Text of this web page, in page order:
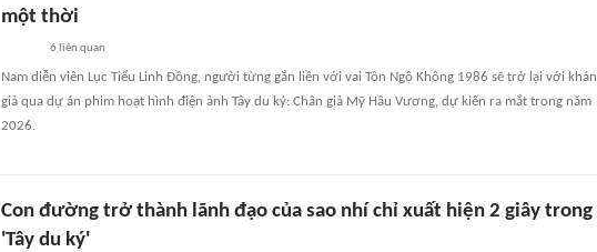
một thời
6 liên quan
Nam diễn viên Lục Tiểu Linh Đồng, người từng gắn liền với vai Tôn Ngộ Không 1986 sẽ trở lại với khán
giả qua dự án phim hoạt hình điện ảnh Tây du ký: Chân giả Mỹ Hầu Vương, dự kiến ra mắt trong năm
2026.
Con đường trở thành lãnh đạo của sao nhí chỉ xuất hiện 2 giây trong
'Tây du ký'